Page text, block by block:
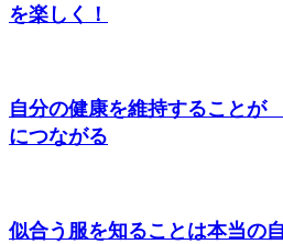
を楽しく！
自分の健康を維持することが
につながる
似合う服を知ることは本当の